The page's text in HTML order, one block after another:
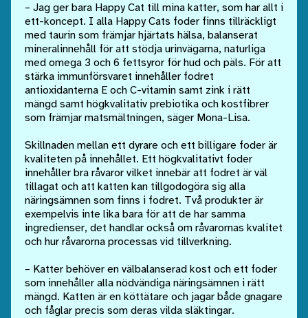
– Jag ger bara Happy Cat till mina katter, som har allt i
ett-koncept. I alla Happy Cats foder finns tillräckligt
med taurin som främjar hjärtats hälsa, balanserat
mineralinnehåll för att stödja urinvägarna, naturliga
med omega 3 och 6 fettsyror för hud och päls. För att
stärka immunförsvaret innehåller fodret
antioxidanterna E och C-vitamin samt zink i rätt
mängd samt högkvalitativ prebiotika och kostfibrer
som främjar matsmältningen, säger Mona-Lisa.
Skillnaden mellan ett dyrare och ett billigare foder är
kvaliteten på innehållet. Ett högkvalitativt foder
innehåller bra råvaror vilket innebär att fodret är väl
tillagat och att katten kan tillgodogöra sig alla
näringsämnen som finns i fodret. Två produkter är
exempelvis inte lika bara för att de har samma
ingredienser, det handlar också om råvarornas kvalitet
och hur råvarorna processas vid tillverkning.
– Katter behöver en välbalanserad kost och ett foder
som innehåller alla nödvändiga näringsämnen i rätt
mängd. Katten är en köttätare och jagar både gnagare
och fåglar precis som deras vilda släktingar.